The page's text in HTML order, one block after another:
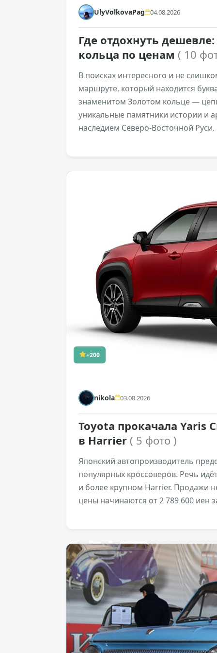
UlyVolkovaPag 04.08.2026
Где отдохнуть
кольца по ценам ( 10
В поисках интересного и не
маршруте, который находится
знаменитом Золотом кольце —
уникальные памятники истории и
наследием Северо-Восточной Руси.
+200
nikola 03.08.2026
Toyota прокачала Yaris
в Harrier ( 5 фото )
Японский автопроизводитель
популярных кроссоверов. Речь
и более крупном Harrier. Продажи
цены начинаются от 2 789 600 иен